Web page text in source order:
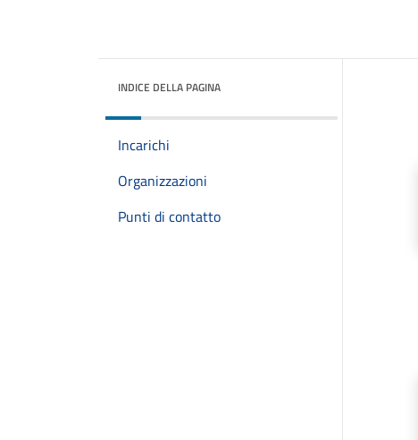
INDICE DELLA PAGINA
Incarichi
Organizzazioni
Punti di contatto